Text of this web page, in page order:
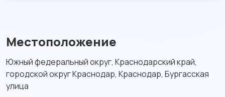
Местоположение
Южный федеральный округ, Краснодарский край,
городской округ Краснодар, Краснодар, Бургасская
улица